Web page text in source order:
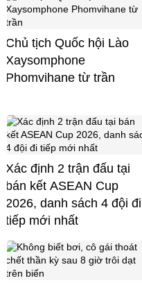
Chủ tịch Quốc hội Lào
Xaysomphone
Phomvihane từ trần
Xác định 2 trận đấu tại
bán kết ASEAN Cup
2026, danh sách 4 đội đi
tiếp mới nhất